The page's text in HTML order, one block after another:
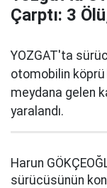
Çarptı: 3
YOZGAT'ta
otomobilin
meydana gelen
yaralandı.
Harun
sürücüsünün